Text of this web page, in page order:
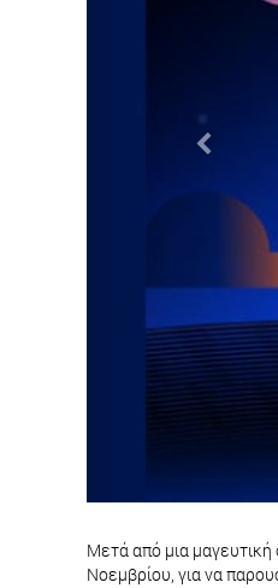
Μετά από μια
Νοεμβρίου, για να